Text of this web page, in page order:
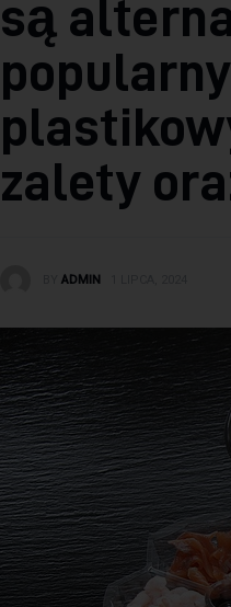
są
zalety
ADMIN